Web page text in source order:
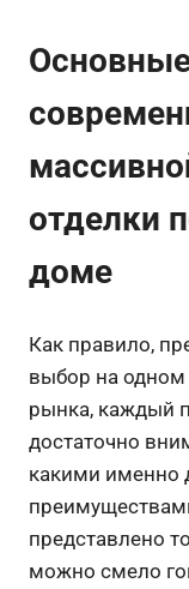
отделки
доме
Как правило,
выбор на
рынка, каждый
достаточно
какими именно
представлено
можно смело